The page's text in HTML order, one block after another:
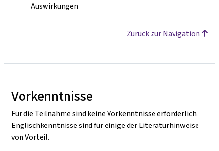
Auswirkungen
Zurück zur Navigation
Vorkenntnisse
Für die Teilnahme sind keine Vorkenntnisse erforderlich.
Englischkenntnisse sind für einige der Literaturhinweise
von Vorteil.